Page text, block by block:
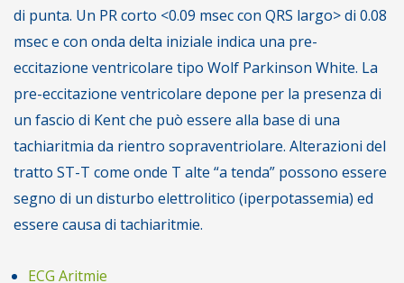
di punta. Un PR corto <0.09 msec con QRS largo> di 0.08
msec e con onda delta iniziale indica una pre-
eccitazione ventricolare tipo Wolf Parkinson White. La
pre-eccitazione ventricolare depone per la presenza di
un fascio di Kent che può essere alla base di una
tachiaritmia da rientro sopraventriolare. Alterazioni del
tratto ST-T come onde T alte “a tenda” possono essere
segno di un disturbo elettrolitico (iperpotassemia) ed
essere causa di tachiaritmie.
ECG Aritmie